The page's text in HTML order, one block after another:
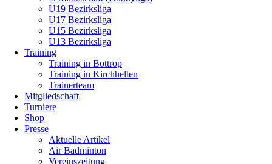
U19 Bezirksliga
U17 Bezirksliga
U15 Bezirksliga
U13 Bezirksliga
Training
Training in Bottrop
Training in Kirchhellen
Trainerteam
Mitgliedschaft
Turniere
Shop
Presse
Aktuelle Artikel
Air Badminton
Vereinszeitung